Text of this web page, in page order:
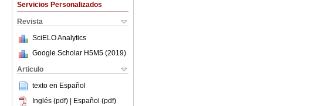
Servicios Personalizados
Revista
SciELO Analytics
Google Scholar H5M5 (2019)
Articulo
texto en Español
Inglés (pdf) | Español (pdf)